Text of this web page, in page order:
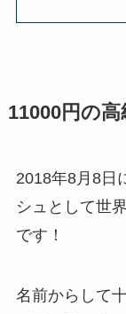
11000円の
2018年8月8日
シュとして世
です！
名前からして